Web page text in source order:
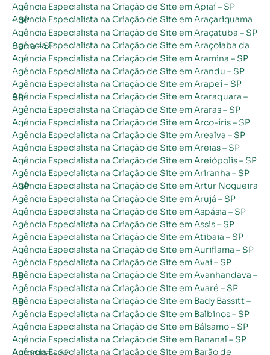
Agência Especialista na Criação de Site em Apiaí – SP
Agência Especialista na Criação de Site em Araçariguama – SP
Agência Especialista na Criação de Site em Araçatuba – SP
Agência Especialista na Criação de Site em Araçoiaba da Serra – SP
Agência Especialista na Criação de Site em Aramina – SP
Agência Especialista na Criação de Site em Arandu – SP
Agência Especialista na Criação de Site em Arapeí – SP
Agência Especialista na Criação de Site em Araraquara – SP
Agência Especialista na Criação de Site em Araras – SP
Agência Especialista na Criação de Site em Arco-íris – SP
Agência Especialista na Criação de Site em Arealva – SP
Agência Especialista na Criação de Site em Areias – SP
Agência Especialista na Criação de Site em Areiópolis – SP
Agência Especialista na Criação de Site em Ariranha – SP
Agência Especialista na Criação de Site em Artur Nogueira – SP
Agência Especialista na Criação de Site em Arujá – SP
Agência Especialista na Criação de Site em Aspásia – SP
Agência Especialista na Criação de Site em Assis – SP
Agência Especialista na Criação de Site em Atibaia – SP
Agência Especialista na Criação de Site em Auriflama – SP
Agência Especialista na Criação de Site em Avaí – SP
Agência Especialista na Criação de Site em Avanhandava – SP
Agência Especialista na Criação de Site em Avaré – SP
Agência Especialista na Criação de Site em Bady Bassitt – SP
Agência Especialista na Criação de Site em Balbinos – SP
Agência Especialista na Criação de Site em Bálsamo – SP
Agência Especialista na Criação de Site em Bananal – SP
Agência Especialista na Criação de Site em Barão de Antonina – SP